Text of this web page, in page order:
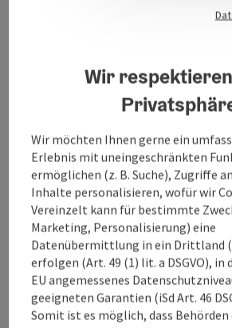
umfangreichen Angebot in den
Fressnapf auch eine kompetente
Engagement für Tierschutz und
sich Fressnapf für das Wohl von
verlässlicher Partner für alle
Kontakt
Öffnungszeiten
Anreise/Lage
Wir
Wir möchten Ihnen gerne ein
Erlebnis mit uneingeschränkten
ermöglichen (z. B. Suche), Zugriffe
Inhalte personalisieren, wofür wir
Vereinzelt kann für bestimmte
Marketing, Personalisierung) eine
Datenübermittlung in ein Drittland
erfolgen (Art. 49 (1) lit. a DSGVO), in
EU angemessenes
geeigneten Garantien (iSd Art. 46
Somit ist es möglich, dass Behörden